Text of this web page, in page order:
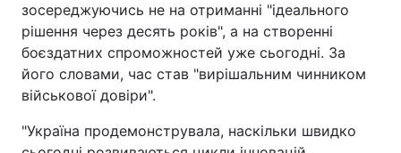
зосереджуючись не на отриманні "ідеального
рішення через десять років", а на створенні
боєздатних спроможностей уже сьогодні. За
його словами, час став "вирішальним чинником
військової довіри".
"Україна продемонструвала, наскільки швидко